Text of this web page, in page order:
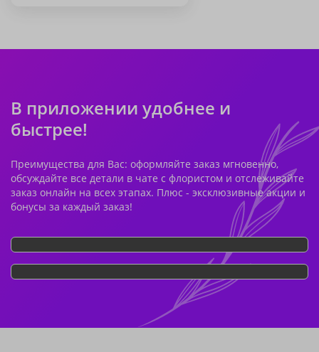
В приложении удобнее и
быстрее!
Преимущества для Вас: оформляйте заказ мгновенно,
обсуждайте все детали в чате с флористом и отслеживайте
заказ онлайн на всех этапах. Плюс - эксклюзивные акции и
бонусы за каждый заказ!